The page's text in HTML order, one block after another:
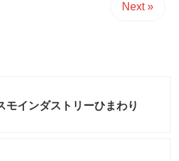
Next »
モインダストリーひまわり